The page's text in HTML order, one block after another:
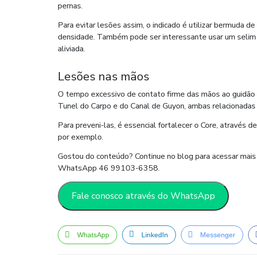
pernas.
Para evitar lesões assim, o indicado é utilizar bermuda
densidade. Também pode ser interessante usar um
aliviada.
Lesões nas mãos
O tempo excessivo de contato firme das mãos ao
Tunel do Carpo e do Canal de Guyon, ambas
Para preveni-las, é essencial fortalecer o Core, através
por exemplo.
Gostou do conteúdo? Continue no blog para acessar
WhatsApp 46 99103-6358.
Fale conosco através do WhatsApp
WhatsApp LinkedIn Messenger